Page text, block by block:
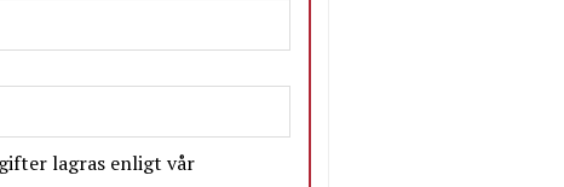
lagras enligt vår